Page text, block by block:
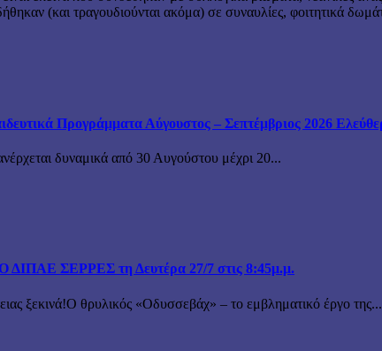
(και τραγουδιούνται ακόμα) σε συναυλίες, φοιτητικά
Προγράμματα Αύγουστος – Σεπτέμβριος 2026
δυναμικά από 30 Αυγούστου μέχρι 20...
ΣΕΡΡΕΣ τη Δευτέρα 27/7 στις 8:45μ.μ.
θρυλικός «Οδυσσεβάχ» – το εμβληματικό έργο της...